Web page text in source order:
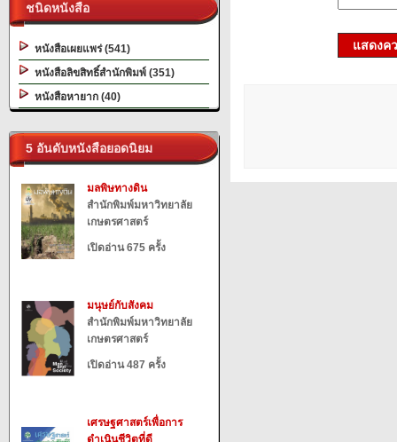
ชนิดหนังสือ
หนังสือเผยแพร่ (541)
หนังสือลิขสิทธิ์สำนักพิมพ์ (351)
หนังสือหายาก (40)
5 อันดับหนังสือยอดนิยม
มลพิษทางดิน
สำนักพิมพ์มหาวิทยาลัย
เกษตรศาสตร์
เปิดอ่าน 675 ครั้ง
มนุษย์กับสังคม
สำนักพิมพ์มหาวิทยาลัย
เกษตรศาสตร์
เปิดอ่าน 487 ครั้ง
เศรษฐศาสตร์เพื่อการ
ดำเนินชีวิตที่ดี
แสดงค